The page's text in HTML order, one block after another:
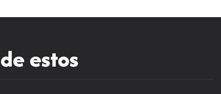
respectivos.
estos